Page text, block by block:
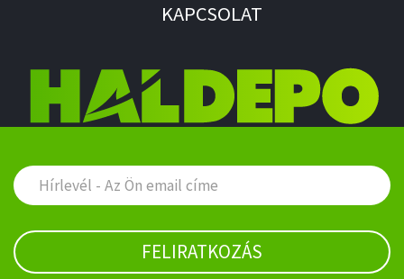
KAPCSOLAT
FELIRATKOZÁS